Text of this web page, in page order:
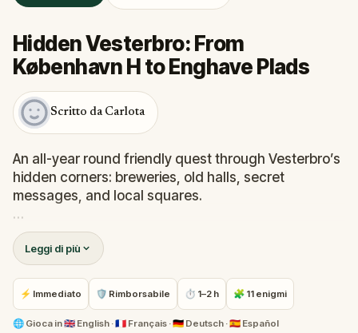
Hidden Vesterbro: From
København H to Enghave Plads
Scritto da Carlota
An all-year round friendly quest through Vesterbro’s
hidden corners: breweries, old halls, secret
messages, and local squares.
Follow Freja’s crackly cassette tape, solve real-
world puzzles, and unlock a final message stitched
across the neighborhood. It’s part mystery, part love
letter to Copenhagen’s comeback district, perfect
for curious locals and travelers who want something
beyond the city center.
Leggi di più
⚡ Immediato 🛡 Rimborsabile ⏱ 1–2 h 🧩 11 enigmi
🌐 Gioca in🇬🇧 English · 🇫🇷 Français · 🇩🇪 Deutsch · 🇪🇸 Español